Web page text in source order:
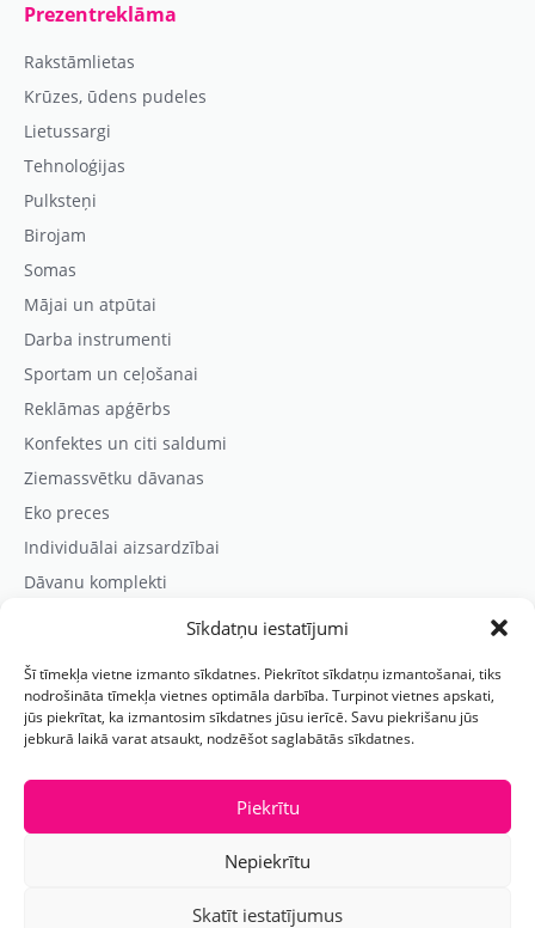
Sīkdatņu iestatījumi
Šī tīmekļa vietne izmanto sīkdatnes. Piekrītot sīkdatņu izmantošanai, tiks
nodrošināta tīmekļa vietnes optimāla darbība. Turpinot vietnes apskati,
jūs piekrītat, ka izmantosim sīkdatnes jūsu ierīcē. Savu piekrišanu jūs
jebkurā laikā varat atsaukt, nodzēšot saglabātās sīkdatnes.
Piekrītu
Nepiekrītu
Skatīt iestatījumus
Prezentreklāma
Rakstāmlietas
Krūzes, ūdens pudeles
Lietussargi
Tehnoloģijas
Pulksteņi
Birojam
Somas
Mājai un atpūtai
Darba instrumenti
Sportam un ceļošanai
Reklāmas apģērbs
Konfektes un citi saldumi
Ziemassvētku dāvanas
Eko preces
Individuālai aizsardzībai
Dāvanu komplekti
Kontaktinformācija
Prezentreklāmas aģentūra “PARIS”
Reģ.nr.: 40103625328